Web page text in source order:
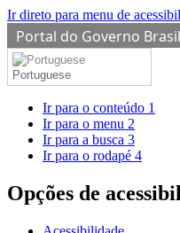
Ir direto para menu de
Portal do Governo
Portuguese
Ir para o conteúdo 1
Ir para o menu 2
Ir para a busca 3
Ir para o rodapé 4
Opções de